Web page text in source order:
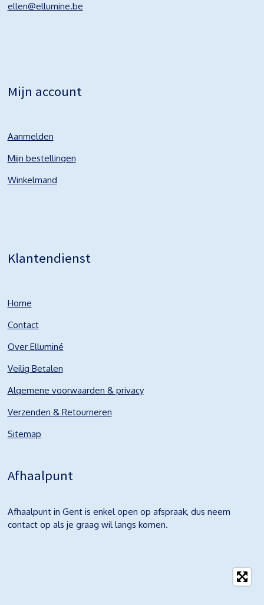
ellen@ellumine.be
Mijn account
Aanmelden
Mijn bestellingen
Winkelmand
Klantendienst
Home
Contact
Over Elluminé
Veilig Betalen
Algemene voorwaarden & privacy
Verzenden & Retourneren
Sitemap
Afhaalpunt
Afhaalpunt in Gent is enkel open op afspraak, dus neem
contact op als je graag wil langs komen.